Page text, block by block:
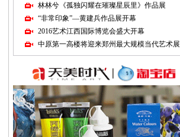
林林兮《孤独闪耀在璀璨星辰里》作品展
“非常印象”—黄建兵作品展开幕
2016艺术江西国际博览会盛大开幕
中原第一高楼将迎来郑州最大规模当代艺术展